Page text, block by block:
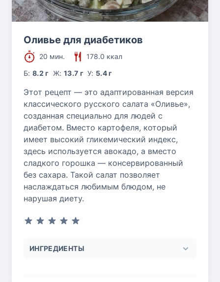
Оливье для диабетиков
20 мин.
178.0 ккал
Б:8.2 г Ж: 13.7 г У: 5.4 г
Этот рецепт — это адаптированная версия
классического русского салата «Оливье»,
созданная специально для людей с
диабетом. Вместо картофеля, который
имеет высокий гликемический индекс,
здесь используется авокадо, а вместо
сладкого горошка — консервированный
без сахара. Такой салат позволяет
наслаждаться любимым блюдом, не
нарушая диету.
ИНГРЕДИЕНТЫ